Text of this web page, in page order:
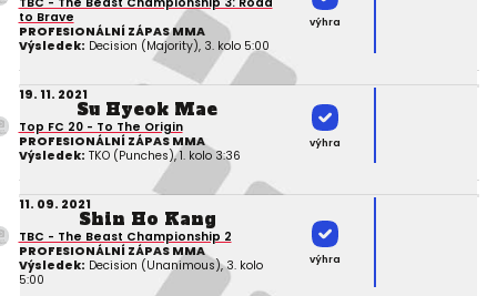
to Brave
PROFESIONÁLNÍ ZÁPAS MMA
Výsledek: Decision (Majority), 3. kolo 5:00
výhra
19. 11. 2021
Su Hyeok Mae
Top FC 20 - To The Origin
PROFESIONÁLNÍ ZÁPAS MMA
Výsledek: TKO (Punches), 1. kolo 3:36
výhra
11. 09. 2021
Shin Ho Kang
TBC - The Beast Championship 2
PROFESIONÁLNÍ ZÁPAS MMA
Výsledek: Decision (Unanimous), 3. kolo
5:00
výhra